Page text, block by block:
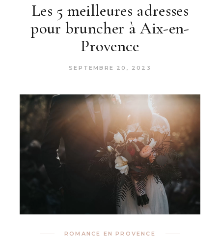
Les 5 meilleures adresses
pour bruncher à Aix-en-
Provence
SEPTEMBRE 20, 2023
ROMANCE EN PROVENCE